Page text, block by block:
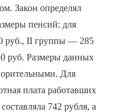
Закон определял
пенсий: для
руб., II группы — 285
Размеры данных
Для
плата работавших
742 рубля, а